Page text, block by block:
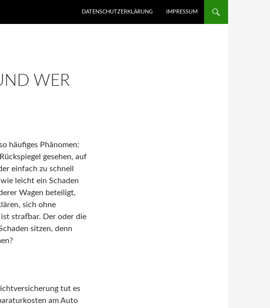
DATENSCHUTZERKLÄRUNG
IMPRESSUM
WER
häufiges Phänomen:
gesehen, auf
einfach zu schnell
leicht ein Schaden
Wagen beteiligt,
sich ohne
strafbar. Der oder die
sitzen, denn
tut es
am Auto